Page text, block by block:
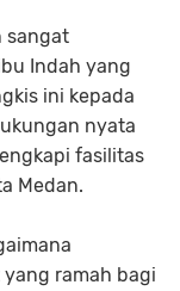
sangat
Indah yang
ini kepada
nyata
fasilitas
Medan.
ramah bagi